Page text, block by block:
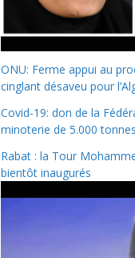
ONU: Ferme appui au
cinglant désaveu pour
Covid-19: don de la
minoterie de 5.000
Rabat : la Tour
bientôt inaugurés